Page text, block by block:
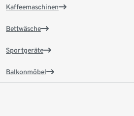
Kaffeemaschinen
Bettwäsche
Sportgeräte
Balkonmöbel